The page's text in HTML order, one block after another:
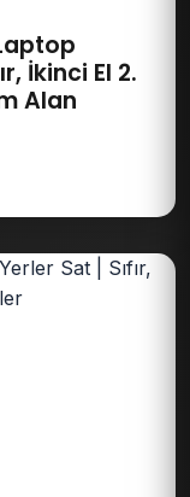
İkinci El 2.
Alan